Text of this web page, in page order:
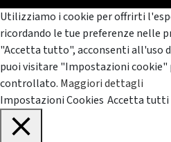
Utilizziamo i cookie per offrirti
ricordando le tue preferenze nelle
"Accetta tutto", acconsenti all'uso
puoi visitare "Impostazioni cookie"
controllato. Maggiori dettagli
Impostazioni Cookies Accetta tutti